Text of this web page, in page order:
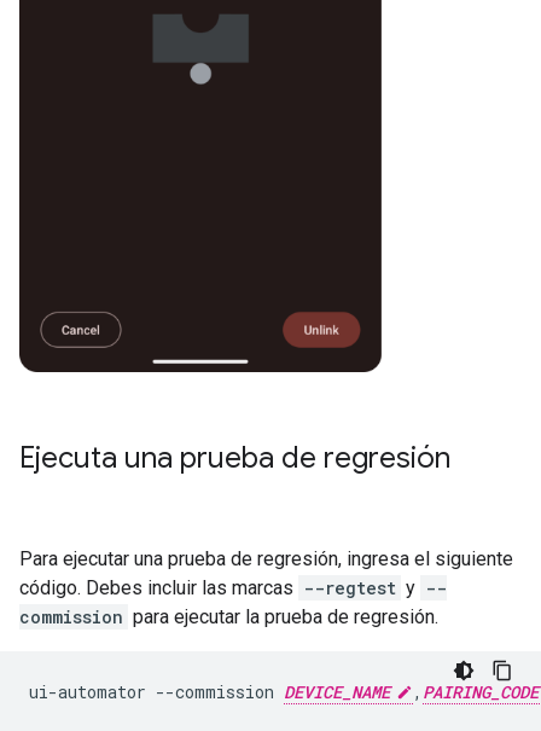
Ejecuta una prueba de regresión
Para ejecutar una prueba de regresión, ingresa el siguiente
código. Debes incluir las marcas --regtest y --
commission para ejecutar la prueba de regresión.
ui-automator --commission DEVICE_NAME , PAIRING_CODE